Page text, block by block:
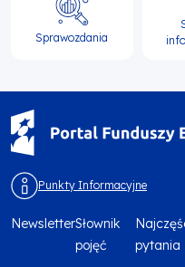
Sprawozdania
Punkty Informacyjne
NewsletterSłownik
pojęć
pytania